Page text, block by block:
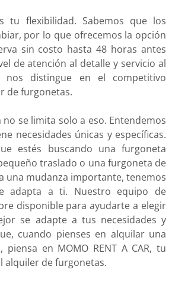
tu flexibilidad. Sabemos que los
por lo que ofrecemos la opción
sin costo hasta 48 horas antes
de atención al detalle y servicio al
distingue en el competitivo
de furgonetas.
se limita solo a eso. Entendemos
necesidades únicas y específicas.
estés buscando una furgoneta
traslado o una furgoneta de
una mudanza importante, tenemos
adapta a ti. Nuestro equipo de
disponible para ayudarte a elegir
se adapte a tus necesidades y
cuando pienses en alquilar una
piensa en MOMO RENT A CAR, tu
alquiler de furgonetas.